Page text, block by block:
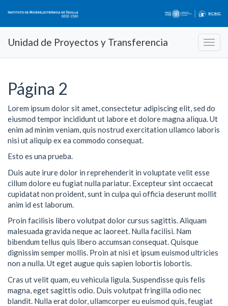
Unidad de Proyectos y Transferencia
Página 2
Lorem ipsum dolor sit amet, consectetur adipiscing elit, sed do
eiusmod tempor incididunt ut labore et dolore magna aliqua. Ut
enim ad minim veniam, quis nostrud exercitation ullamco laboris
nisi ut aliquip ex ea commodo consequat.
Esto es una prueba.
Duis aute irure dolor in reprehenderit in voluptate velit esse
cillum dolore eu fugiat nulla pariatur. Excepteur sint occaecat
cupidatat non proident, sunt in culpa qui officia deserunt mollit
anim id est laborum.
Proin facilisis libero volutpat dolor cursus sagittis. Aliquam
malesuada gravida neque ac laoreet. Nulla facilisi. Nam
bibendum tellus quis libero accumsan consequat. Quisque
dignissim semper mollis. Proin at nisi et ipsum euismod ultricies
non a nulla. Ut eget augue quis sapien lobortis lobortis.
Cras ut velit quam, eu vehicula ligula. Suspendisse quis felis
magna, eget sagittis odio. Duis volutpat fringilla odio nec
blandit. Nulla erat dolor, ullamcorper eu euismod quis, feugiat